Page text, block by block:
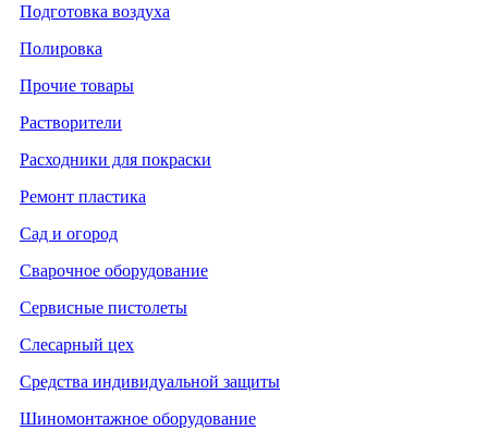
Подготовка воздуха
Полировка
Прочие товары
Растворители
Расходники для покраски
Ремонт пластика
Сад и огород
Сварочное оборудование
Сервисные пистолеты
Слесарный цех
Средства индивидуальной защиты
Шиномонтажное оборудование